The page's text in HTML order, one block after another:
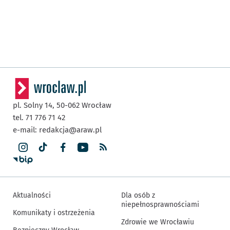
pl. Solny 14, 50-062 Wrocław
tel. 71 776 71 42
e-mail: redakcja@araw.pl
Aktualności
Komunikaty i ostrzeżenia
Dla osób z
niepełnosprawnościami
Zdrowie we Wrocławiu